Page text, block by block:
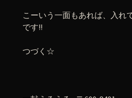
こーいう一面もあれば、入れ
です!!
つづく☆